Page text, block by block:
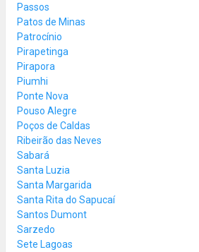
Passos
Patos de Minas
Patrocínio
Pirapetinga
Pirapora
Piumhi
Ponte Nova
Pouso Alegre
Poços de Caldas
Ribeirão das Neves
Sabará
Santa Luzia
Santa Margarida
Santa Rita do Sapucaí
Santos Dumont
Sarzedo
Sete Lagoas